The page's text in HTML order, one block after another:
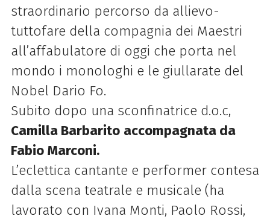
straordinario percorso da allievo-
tuttofare della compagnia dei Maestri
all’affabulatore di oggi che porta nel
mondo i monologhi e le giullarate del
Nobel Dario Fo.
Subito dopo una sconfinatrice d.o.c,
Camilla Barbarito accompagnata da
Fabio Marconi.
L’eclettica cantante e performer contesa
dalla scena teatrale e musicale (ha
lavorato con Ivana Monti, Paolo Rossi,